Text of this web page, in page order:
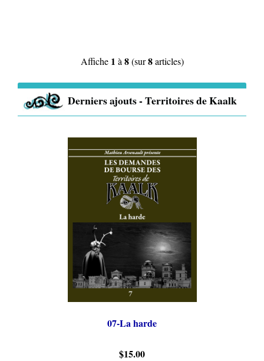
Affiche 1 à8(sur8articles)
Derniers ajouts - Territoires de Kaalk
07-La harde
$15.00